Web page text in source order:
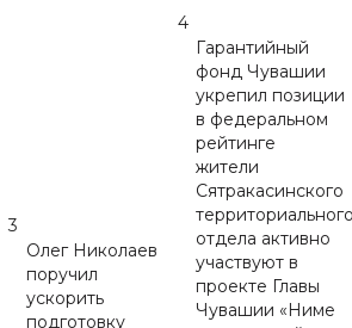
3
Олег Николаев
поручил
ускорить
подготовку
4
Гарантийный
фонд Чувашии
укрепил позиции
в федеральном
рейтинге
жители
Сятракасинского
территориального
отдела активно
участвуют в
проекте Главы
Чувашии «Ниме